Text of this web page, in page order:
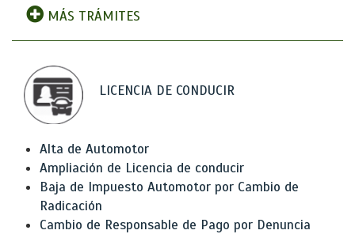
MÁS TRÁMITES
LICENCIA DE CONDUCIR
Alta de Automotor
Ampliación de Licencia de conducir
Baja de Impuesto Automotor por Cambio de
Radicación
Cambio de Responsable de Pago por Denuncia